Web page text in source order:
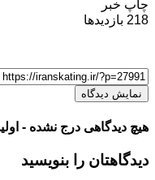
چاپ خبر
218 بازدیدها
نمایش دیدگاه
هیچ دیدگاهی درج نشده -
دیدگاهتان را بنویسید